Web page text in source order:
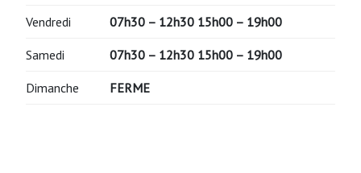
Vendredi 07h30 – 12h30 15h00 – 19h00
Samedi 07h30 – 12h30 15h00 – 19h00
Dimanche FERME